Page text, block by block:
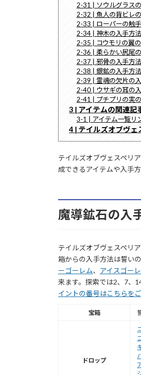
2-31 | ソウルグラス
2-32 | 魚人の背ビレ
2-33 | ローパーの触
2-34 | 神木の入手方法
2-35 | コウモリの翼
2-36 | 柔らかい尻尾
2-37 | 邪骨の入手方法
2-38 | 銀鉱の入手方法
2-39 | 霊魂の欠片の
2-40 | ウサギの耳の
2-41 | プチプリの実
3 | アイテムの関連記
3-1 | アイテム一覧リ
4 | テイルズオブヴ
テイルズオブヴェスペリ
成できるアイテムや入手
魔導鉱石の入
テイルズオブヴェスペリ
箱からの入手方法は誓い
ーゴーレム、 アイスゴー
来ます。探索では2、7、
イントの番号はこちらを
宝箱
ドロップ